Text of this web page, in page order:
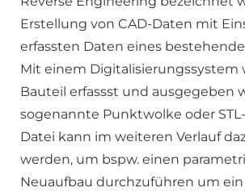
Erstellung von CAD-Daten mit
erfassten Daten eines
Mit einem Digitalisierungssystem
Bauteil erfassst und ausgegeben
sogenannte Punktwolke oder
Datei kann im weiteren Verlauf
werden, um bspw. einen
Neuaufbau durchzuführen um ein